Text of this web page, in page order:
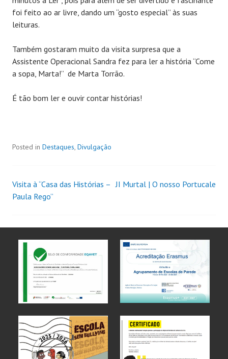
foi feito ao ar livre, dando um “gosto especial” às suas
leituras.
Também gostaram muito da visita surpresa que a
Assistente Operacional Sandra fez para ler a história “Come
a sopa, Marta!” de Marta Torrão.
É tão bom ler e ouvir contar histórias!
Posted in Destaques, Divulgação
Visita à “Casa das Histórias –
Paula Rego”
JI Murtal | O nosso Portucale